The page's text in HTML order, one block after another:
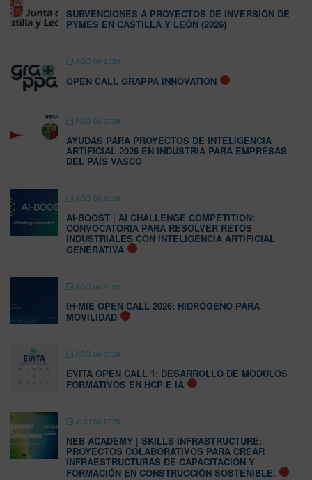
SUBVENCIONES A PROYECTOS DE INVERSIÓN DE
PYMES EN CASTILLA Y LEÓN (2026)
AGO 08 2026
OPEN CALL GRAPPA INNOVATION
AGO 08 2026
AYUDAS PARA PROYECTOS DE INTELIGENCIA
ARTIFICIAL 2026 EN INDUSTRIA PARA EMPRESAS
DEL PAÍS VASCO
AGO 08 2026
AI-BOOST | AI CHALLENGE COMPETITION:
CONVOCATORIA PARA RESOLVER RETOS
INDUSTRIALES CON INTELIGENCIA ARTIFICIAL
GENERATIVA
AGO 08 2026
IH-MIE OPEN CALL 2026: HIDRÓGENO PARA
MOVILIDAD
AGO 08 2026
EVITA OPEN CALL 1: DESARROLLO DE MÓDULOS
FORMATIVOS EN HCP E IA
AGO 08 2026
NEB ACADEMY | SKILLS INFRASTRUCTURE:
PROYECTOS COLABORATIVOS PARA CREAR
INFRAESTRUCTURAS DE CAPACITACIÓN Y
FORMACIÓN EN CONSTRUCCIÓN SOSTENIBLE.